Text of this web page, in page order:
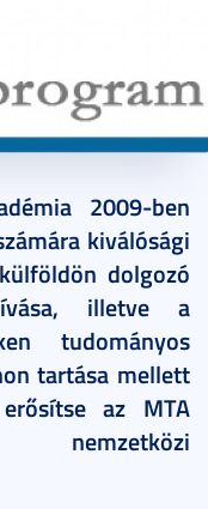
2009-ben
kiválósági
dolgozó
illetve a
tudományos
tartása mellett
az MTA